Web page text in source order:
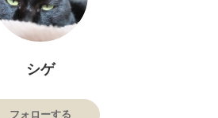
シゲ
フォローする